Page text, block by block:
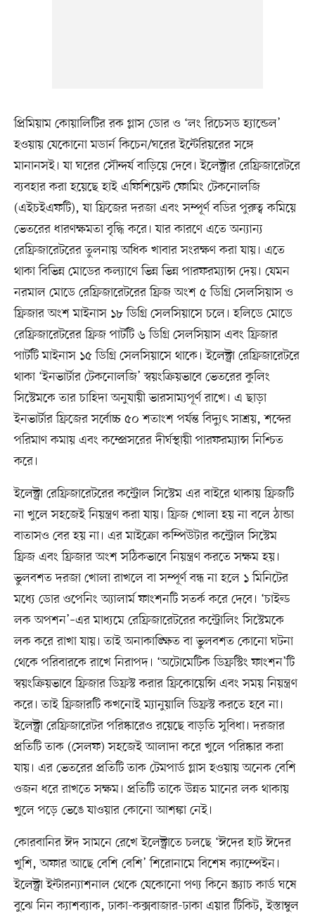
প্রিমিয়াম কোয়ালিটির রক গ্লাস ডোর ও ‘লং রিচেসড হ্যান্ডেল’
হওয়ায় যেকোনো মডার্ন কিচেন/ঘরের ইন্টেরিয়রের সঙ্গে
মানানসই। যা ঘরের সৌন্দর্য বাড়িয়ে দেবে। ইলেক্ট্রার রেফ্রিজারেটরে
ব্যবহার করা হয়েছে হাই এফিশিয়েন্ট ফোমিং টেকনোলজি
(এইচইএফটি), যা ফ্রিজের দরজা এবং সম্পূর্ণ বডির পুরুত্ব কমিয়ে
ভেতরের ধারণক্ষমতা বৃদ্ধি করে। যার কারণে এতে অন্যান্য
রেফ্রিজারেটরের তুলনায় অধিক খাবার সংরক্ষণ করা যায়। এতে
থাকা বিভিন্ন মোডের কল্যাণে ভিন্ন ভিন্ন পারফরম্যান্স দেয়। যেমন
নরমাল মোডে রেফ্রিজারেটরের ফ্রিজ অংশ ৫ ডিগ্রি সেলসিয়াস ও
ফ্রিজার অংশ মাইনাস ১৮ ডিগ্রি সেলসিয়াসে চলে। হলিডে মোডে
রেফ্রিজারেটরের ফ্রিজ পার্টটি ৬ ডিগ্রি সেলসিয়াস এবং ফ্রিজার
পার্টটি মাইনাস ১৫ ডিগ্রি সেলসিয়াসে থাকে। ইলেক্ট্রা রেফ্রিজারেটরে
থাকা ‘ইনভার্টার টেকনোলজি’ স্বয়ংক্রিয়ভাবে ভেতরের কুলিং
সিস্টেমকে তার চাহিদা অনুযায়ী ভারসাম্যপূর্ণ রাখে। এ ছাড়া
ইনভার্টার ফ্রিজের সর্বোচ্চ ৫০ শতাংশ পর্যন্ত বিদ্যুৎ সাশ্রয়, শব্দের
পরিমাণ কমায় এবং কম্প্রেসরের দীর্ঘস্থায়ী পারফরম্যান্স নিশ্চিত
করে।
ইলেক্ট্রা রেফ্রিজারেটরের কন্ট্রোল সিস্টেম এর বাইরে থাকায় ফ্রিজটি
না খুলে সহজেই নিয়ন্ত্রণ করা যায়। ফ্রিজ খোলা হয় না বলে ঠান্ডা
বাতাসও বের হয় না। এর মাইক্রো কম্পিউটার কন্ট্রোল সিস্টেম
ফ্রিজ এবং ফ্রিজার অংশ সঠিকভাবে নিয়ন্ত্রণ করতে সক্ষম হয়।
ভুলবশত দরজা খোলা রাখলে বা সম্পূর্ণ বন্ধ না হলে ১ মিনিটের
মধ্যে ডোর ওপেনিং অ্যালার্ম ফাংশনটি সতর্ক করে দেবে। ‘চাইল্ড
লক অপশন’–এর মাধ্যমে রেফ্রিজারেটরের কন্ট্রোলিং সিস্টেমকে
লক করে রাখা যায়। তাই অনাকাঙ্ক্ষিত বা ভুলবশত কোনো ঘটনা
থেকে পরিবারকে রাখে নিরাপদ। ‘অটোমেটিক ডিফ্রস্টিং ফাংশন’টি
স্বয়ংক্রিয়ভাবে ফ্রিজার ডিফ্রস্ট করার ফ্রিকোয়েন্সি এবং সময় নিয়ন্ত্রণ
করে। তাই ফ্রিজারটি কখনোই ম্যানুয়ালি ডিফ্রস্ট করতে হবে না।
ইলেক্ট্রা রেফ্রিজারেটর পরিষ্কারেও রয়েছে বাড়তি সুবিধা। দরজার
প্রতিটি তাক (সেলফ) সহজেই আলাদা করে খুলে পরিষ্কার করা
যায়। এর ভেতরের প্রতিটি তাক টেমপার্ড গ্লাস হওয়ায় অনেক বেশি
ওজন ধরে রাখতে সক্ষম। প্রতিটি তাকে উন্নত মানের লক থাকায়
খুলে পড়ে ভেঙে যাওয়ার কোনো আশঙ্কা নেই।
কোরবানির ঈদ সামনে রেখে ইলেক্ট্রাতে চলছে ‘ঈদের হাট ঈদের
খুশি, অফার আছে বেশি বেশি’ শিরোনামে বিশেষ ক্যাম্পেইন।
ইলেক্ট্রা ইন্টারন্যাশনাল থেকে যেকোনো পণ্য কিনে স্ক্র্যাচ কার্ড ঘষে
বুঝে নিন ক্যাশব্যাক, ঢাকা-কক্সবাজার-ঢাকা এয়ার টিকিট, ইস্তাম্বুল